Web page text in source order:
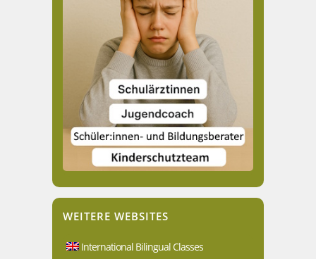
WEITERE WEBSITES
International Bilingual Classes